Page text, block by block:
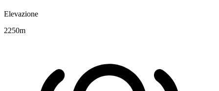
Elevazione
2250m